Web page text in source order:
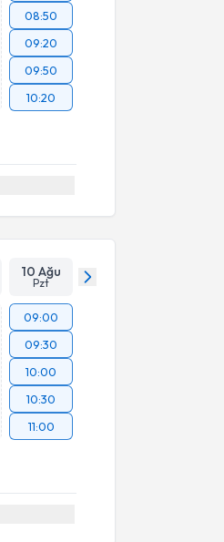
08:50
09:20
09:50
10:20
10 Ağu
Pzt
09:00
09:30
10:00
10:30
11:00